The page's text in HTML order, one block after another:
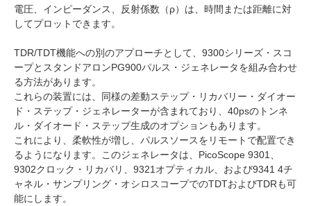
電圧、インピーダンス、反射係数（ρ）は、時間または距離に対
してプロットできます。
TDR/TDT機能への別のアプローチとして、9300シリーズ・スコ
ープとスタンドアロンPG900パルス・ジェネレータを組み合わせ
る方法があります。
これらの装置には、同様の差動ステップ・リカバリー・ダイオー
ド・ステップ・ジェネレーターが含まれており、40psのトンネ
ル・ダイオード・ステップ生成のオプションもあります。
これにより、柔軟性が増し、パルスソースをリモートで配置でき
るようになります。このジェネレータは、PicoScope 9301、
9302クロック・リカバリ、9321オプティカル、および9341 4チ
ャネル・サンプリング・オシロスコープでのTDTおよびTDRも可
能にします。